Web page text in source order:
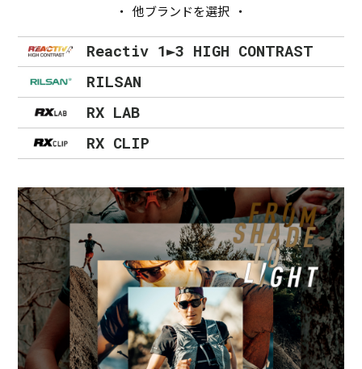
他ブランドを選択
Reactiv 1►3 HIGH CONTRAST
RILSAN
RX LAB
RX CLIP